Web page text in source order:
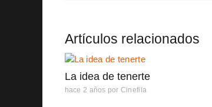
Artículos relacionados
La idea de tenerte
hace 2 años por Cinefila